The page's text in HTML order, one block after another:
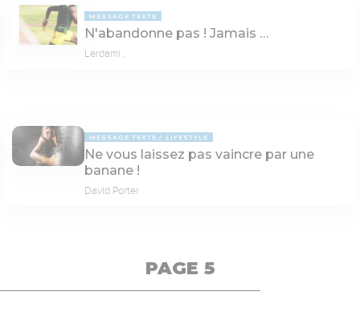
MESSAGE TEXTE
N'abandonne pas ! Jamais …
Lerdami .
MESSAGE TEXTE LIFESTYLE
Ne vous laissez pas vaincre par une
banane !
David Porter
PAGE 5